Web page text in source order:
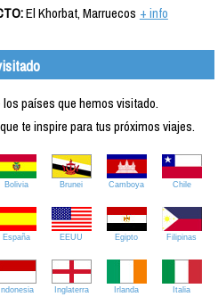
El Khorbat, Marruecos + info
países que hemos visitado.
te inspire para tus próximos viajes.
Bolivia Brunei Camboya Chile
España EEUU Egipto Filipinas
Indonesia Inglaterra Irlanda Italia